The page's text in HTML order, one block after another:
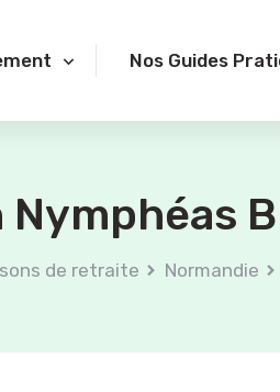
Nos Guides
Nymphéas
de retraite Normandie